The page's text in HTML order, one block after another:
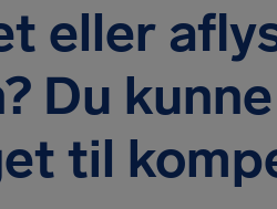
eller
Du
til